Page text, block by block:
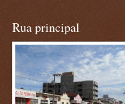
Rua principal